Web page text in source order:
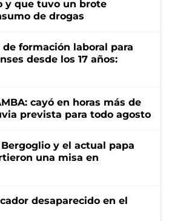
y que tuvo un brote
de drogas
formación laboral para
desde los 17 años:
cayó en horas más de
prevista para todo agosto
y el actual papa
una misa en
desaparecido en el